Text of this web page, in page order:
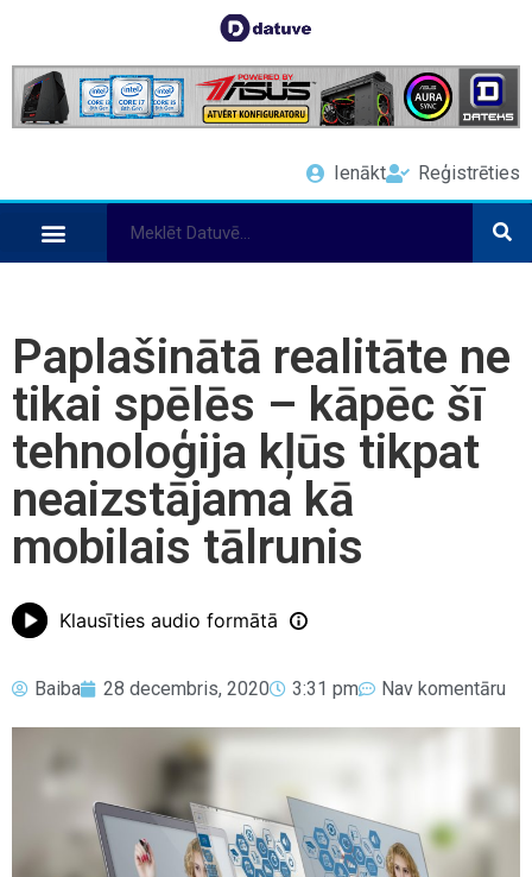
Ienākt Reģistrēties
Paplašinātā realitāte ne
tikai spēlēs – kāpēc šī
tehnoloģija kļūs tikpat
neaizstājama kā
mobilais tālrunis
Klausīties audio formātā
Baiba 28 decembris, 2020 3:31 pm Nav komentāru